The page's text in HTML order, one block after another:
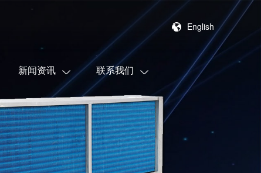
English
新闻资讯 联系我们